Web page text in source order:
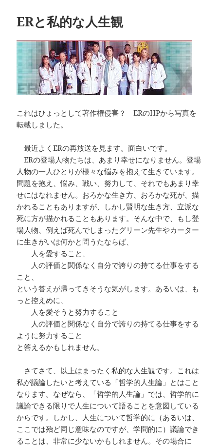
ー
ERと私的な人生観
これはひょっとして著作権侵害？ ERのHPから写真を
転載しました。
最近よくERの再放送を見ます。面白いです。
ERの登場人物たちは、あまり幸せになりません。登場
人物の一人ひとりが様々な悩みを抱えて生きています。
問題を抱え、悩み、戦い、努力して、それでもあまり幸
せにはなれません。おろかな生き方、おろかな死が、描
かれることもありますが、しかし賢明な生き方、立派な
死に方が描かれることもあります。そんな中で、もし登
場人物、例えば死んでしまったグリーン先生やカーター
に生きがいは何かと問うたならば、
人を愛すること、
人の評価と関係なく自分で誇りの持てる仕事をする
こと、
という答えが帰ってきそうな気がします。あるいは、も
っと控えめに、
人を愛そうと努力すること
人の評価と関係なく自分で誇りの持てる仕事をする
ように努力すること
と答えるかもしれません。
さてさて、以上はまったく私的な人生観です。これは
私が議論したいと考えている「哲学的人生論」とはこと
なります。なぜなら、「哲学的人生論」では、哲学的に
議論できる限りで人生について語ることを意図している
からです。しかし、人生について哲学的に（あるいは、
ここでは殆ど同じ意味なのですが、学問的に）議論でき
ることは、非常に少ないかもしれません。その場合に